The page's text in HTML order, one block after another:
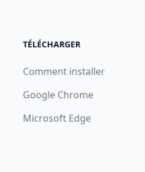
TÉLÉCHARGER
Comment installer
Google Chrome
Microsoft Edge